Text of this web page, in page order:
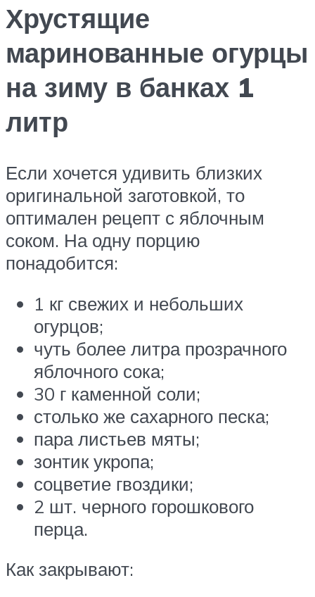
Хрустящие
маринованные огурцы
на зиму в банках 1
литр
Если хочется удивить близких
оригинальной заготовкой, то
оптимален рецепт с яблочным
соком. На одну порцию
понадобится:
1 кг свежих и небольших
огурцов;
чуть более литра прозрачного
яблочного сока;
30 г каменной соли;
столько же сахарного песка;
пара листьев мяты;
зонтик укропа;
соцветие гвоздики;
2 шт. черного горошкового
перца.
Как закрывают: